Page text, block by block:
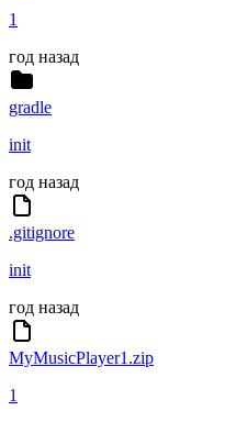
1
год назад
gradle
init
год назад
.gitignore
init
год назад
MyMusicPlayer1.zip
1